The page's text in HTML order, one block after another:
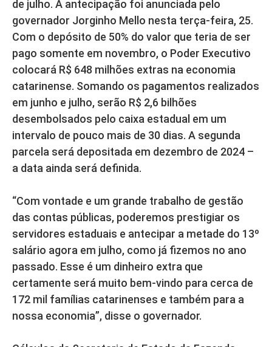
de julho. A antecipação foi anunciada pelo
governador Jorginho Mello nesta terça-feira, 25.
Com o depósito de 50% do valor que teria de ser
pago somente em novembro, o Poder Executivo
colocará R$ 648 milhões extras na economia
catarinense. Somando os pagamentos realizados
em junho e julho, serão R$ 2,6 bilhões
desembolsados pelo caixa estadual em um
intervalo de pouco mais de 30 dias. A segunda
parcela será depositada em dezembro de 2024 –
a data ainda será definida.
“Com vontade e um grande trabalho de gestão
das contas públicas, poderemos prestigiar os
servidores estaduais e antecipar a metade do 13º
salário agora em julho, como já fizemos no ano
passado. Esse é um dinheiro extra que
certamente será muito bem-vindo para cerca de
172 mil famílias catarinenses e também para a
nossa economia”, disse o governador.